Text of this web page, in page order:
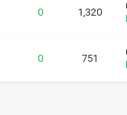
0 1,320
0 751